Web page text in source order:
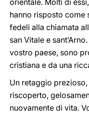
orientale. Molti di
hanno risposto come
fedeli alla chiamata
san Vitale e
vostro paese, sono
cristiana e da una
Un retaggio
riscoperto,
nuovamente di vita.